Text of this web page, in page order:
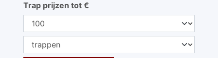
Trap prijzen tot €